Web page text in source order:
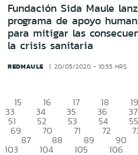
Fundación Sida Maule
programa de apoyo
para mitigar las
la crisis sanitaria
REDMAULE 20/05/2020 - 10:55 HRS
15 16 17 18 19
33 34 35 36 37
51 52 53 54 55
69 70 71 72
87 88 89 90
103 104 105 106